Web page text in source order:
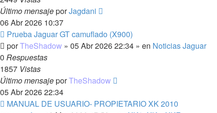
Último mensajeporJagdani
06 Abr 2026 10:37
Nuevo
mensaje
Prueba Jaguar GT camuflado (X900)
porTheShadow » 05 Abr 2026 22:34 » en Noticias Jaguar
0 Respuestas
1857 Vistas
Último mensajeporTheShadow
05 Abr 2026 22:34
Nuevo
MANUAL DE USUARIO- PROPIETARIO XK 2010